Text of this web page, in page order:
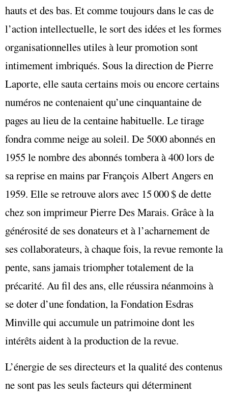
hauts et des bas. Et comme toujours dans le cas de
l’action intellectuelle, le sort des idées et les formes
organisationnelles utiles à leur promotion sont
intimement imbriqués. Sous la direction de Pierre
Laporte, elle sauta certains mois ou encore certains
numéros ne contenaient qu’une cinquantaine de
pages au lieu de la centaine habituelle. Le tirage
fondra comme neige au soleil. De 5000 abonnés en
1955 le nombre des abonnés tombera à 400 lors de
sa reprise en mains par François Albert Angers en
1959. Elle se retrouve alors avec 15 000 $ de dette
chez son imprimeur Pierre Des Marais. Grâce à la
générosité de ses donateurs et à l’acharnement de
ses collaborateurs, à chaque fois, la revue remonte la
pente, sans jamais triompher totalement de la
précarité. Au fil des ans, elle réussira néanmoins à
se doter d’une fondation, la Fondation Esdras
Minville qui accumule un patrimoine dont les
intérêts aident à la production de la revue.
L’énergie de ses directeurs et la qualité des contenus
ne sont pas les seuls facteurs qui déterminent